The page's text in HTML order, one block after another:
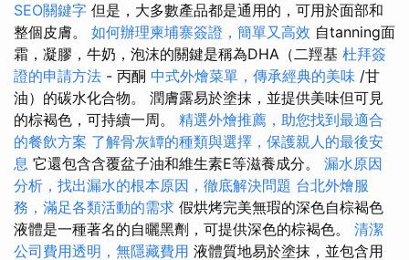
SEO關鍵字 但是，大多數產品都是通用的，可用於面部和
整個皮膚。 如何辦理柬埔寨簽證，簡單又高效 自tanning面
霜，凝膠，牛奶，泡沫的關鍵是稱為DHA（二羥基 杜拜簽
證的申請方法 - 丙酮 中式外燴菜單，傳承經典的美味 /甘
油）的碳水化合物。 潤膚露易於塗抹，並提供美味但可見
的棕褐色，可持續一周。 精選外燴推薦，助您找到最適合
的餐飲方案 了解骨灰罈的種類與選擇，保護親人的最後安
息 它還包含含覆盆子油和維生素E等滋養成分。 漏水原因
分析，找出漏水的根本原因，徹底解決問題 台北外燴服
務，滿足各類活動的需求 假烘烤完美無瑕的深色自棕褐色
液體是一種著名的自曬黑劑，可提供深色的棕褐色。 清潔
公司費用透明，無隱藏費用 液體質地易於塗抹，並包含用